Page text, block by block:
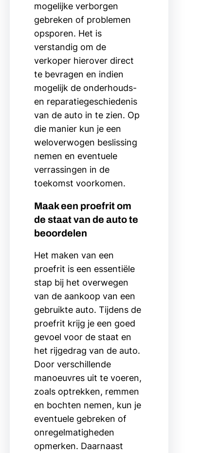
mogelijke verborgen
gebreken of problemen
opsporen. Het is
verstandig om de
verkoper hierover direct
te bevragen en indien
mogelijk de onderhouds-
en reparatiegeschiedenis
van de auto in te zien. Op
die manier kun je een
weloverwogen beslissing
nemen en eventuele
verrassingen in de
toekomst voorkomen.
Maak een proefrit om
de staat van de auto te
beoordelen
Het maken van een
proefrit is een essentiële
stap bij het overwegen
van de aankoop van een
gebruikte auto. Tijdens de
proefrit krijg je een goed
gevoel voor de staat en
het rijgedrag van de auto.
Door verschillende
manoeuvres uit te voeren,
zoals optrekken, remmen
en bochten nemen, kun je
eventuele gebreken of
onregelmatigheden
opmerken. Daarnaast